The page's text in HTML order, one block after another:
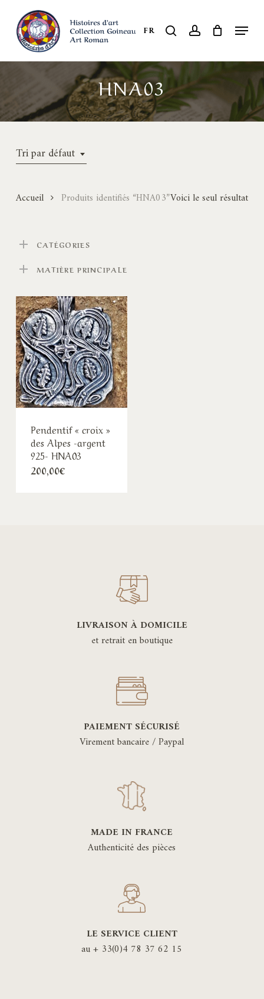
main
content
FR search account Menu
HNA03
Tri par défaut
Voici le seul résultat
Accueil Produits identifiés “HNA03”
CATÉGORIES
MATIÈRE PRINCIPALE
Pendentif « croix »
des Alpes -argent
925- HNA03
200,00€
LIVRAISON À DOMICILE
et retrait en boutique
PAIEMENT SÉCURISÉ
Virement bancaire / Paypal
MADE IN FRANCE
Authenticité des pièces
LE SERVICE CLIENT
au + 33(0)4 78 37 62 15
Close